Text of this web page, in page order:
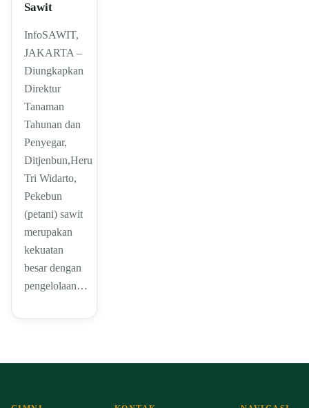
Sawit
InfoSAWIT,
JAKARTA –
Diungkapkan
Direktur
Tanaman
Tahunan dan
Penyegar,
Ditjenbun,Heru
Tri Widarto,
Pekebun
(petani) sawit
merupakan
kekuatan
besar dengan
pengelolaan…